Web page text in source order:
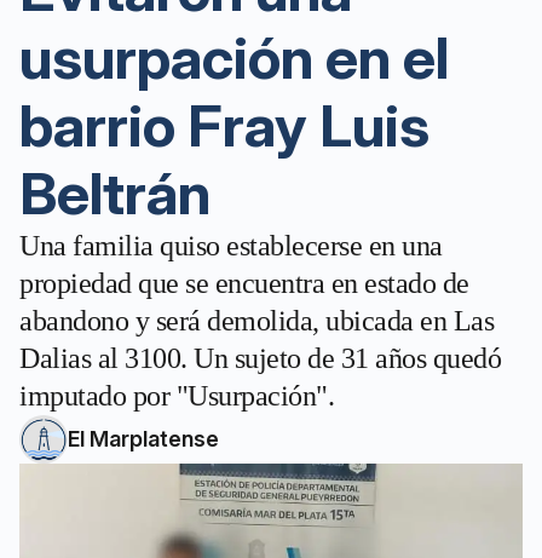
usurpación en el
barrio Fray Luis
Beltrán
Una familia quiso establecerse en una
propiedad que se encuentra en estado de
abandono y será demolida, ubicada en Las
Dalias al 3100. Un sujeto de 31 años quedó
imputado por "Usurpación".
El Marplatense